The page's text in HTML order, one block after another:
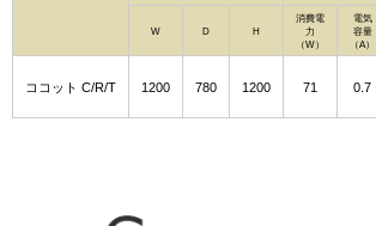
W D H
消費電
力
（W）
電気
容量
（A）
ココット C/R/T 1200 780 1200 71 0.7